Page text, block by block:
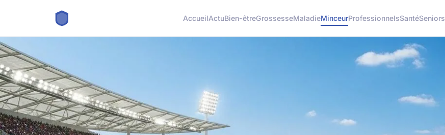
AccueilActuBien-êtreGrossesseMaladieMinceurProfessionnelsSantéSeniors